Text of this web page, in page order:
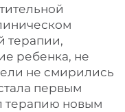
терапии,
ребенка, не
не смирились
первым
терапию новым